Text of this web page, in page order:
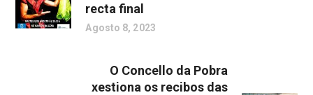
recta final
Agosto 8, 2023
O Concello da Pobra
xestiona os recibos das